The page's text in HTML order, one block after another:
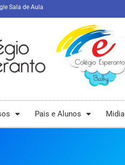
Sala de Aula
Pais e Alunos Midia